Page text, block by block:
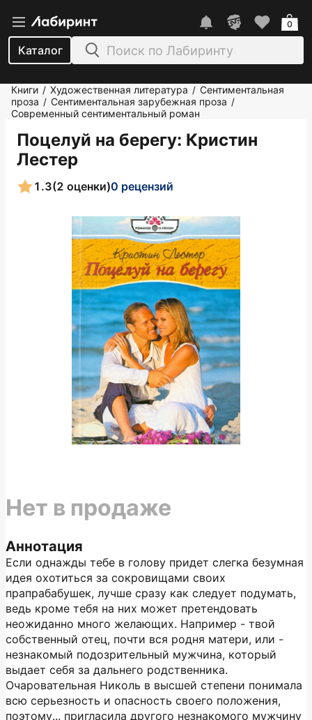
Каталог
0
Книги / Художественная литература / Сентиментальная
проза / Сентиментальная зарубежная проза /
Современный сентиментальный роман
Поцелуй на берегу: Кристин
Лестер
1.3(2 оценки)0 рецензий
Аннотация
Если однажды тебе в голову придет слегка безумная
идея охотиться за сокровищами своих
прапрабабушек, лучше сразу как следует подумать,
ведь кроме тебя на них может претендовать
неожиданно много желающих. Например - твой
собственный отец, почти вся родня матери, или -
незнакомый подозрительный мужчина, который
выдает себя за дальнего родственника.
Очаровательная Николь в высшей степени понимала
всю серьезность и опасность своего положения,
поэтому... пригласила другого незнакомого мужчину
Нет в продаже